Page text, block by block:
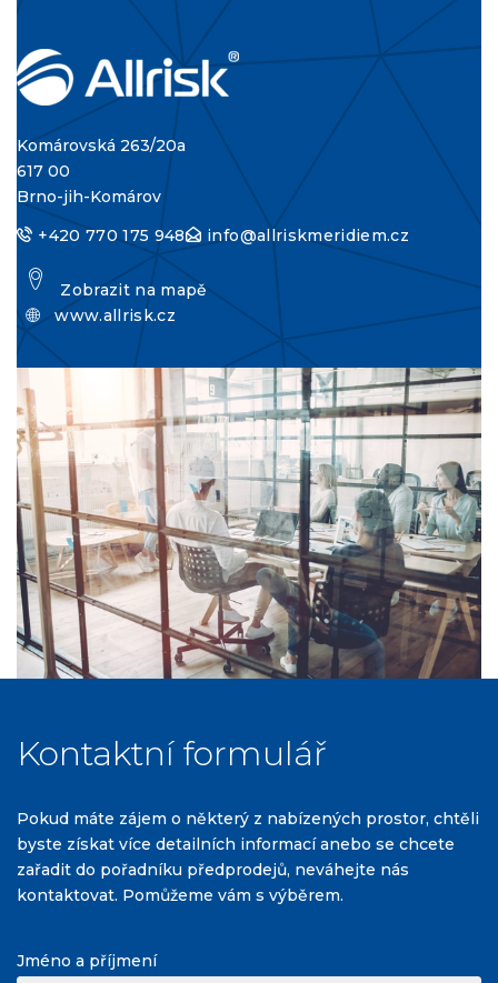
Komárovská 263/20a
617 00
Brno-jih-Komárov
+420 770 175 948
info@allriskmeridiem.cz
Zobrazit na mapě
www.allrisk.cz
Kontaktní formulář
Pokud máte zájem o některý z nabízených prostor, chtěli
byste získat více detailních informací anebo se chcete
zařadit do pořadníku předprodejů, neváhejte nás
kontaktovat. Pomůžeme vám s výběrem.
Jméno a příjmení